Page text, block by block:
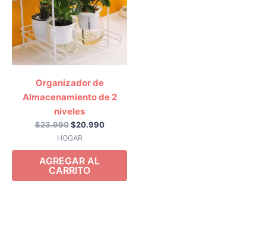
HOGAR
Organizador de
Almacenamiento de 2
niveles
$23.990 $20.990
AGREGAR AL
CARRITO